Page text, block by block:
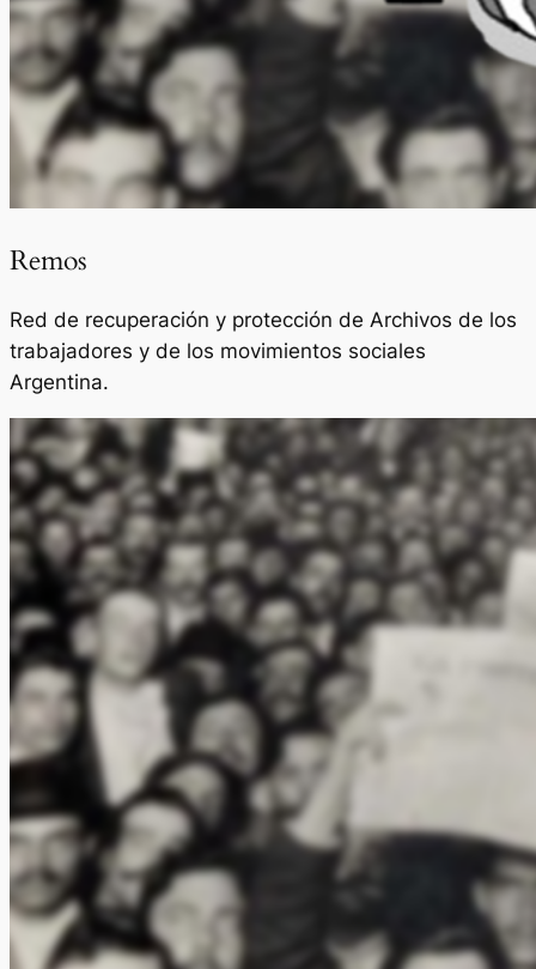
Remos
Red de recuperación y protección de Archivos de los
trabajadores y de los movimientos sociales
Argentina.